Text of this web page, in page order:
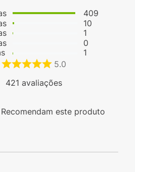
409
10
1
0
1
5.0
421 avaliações
Recomendam este produto